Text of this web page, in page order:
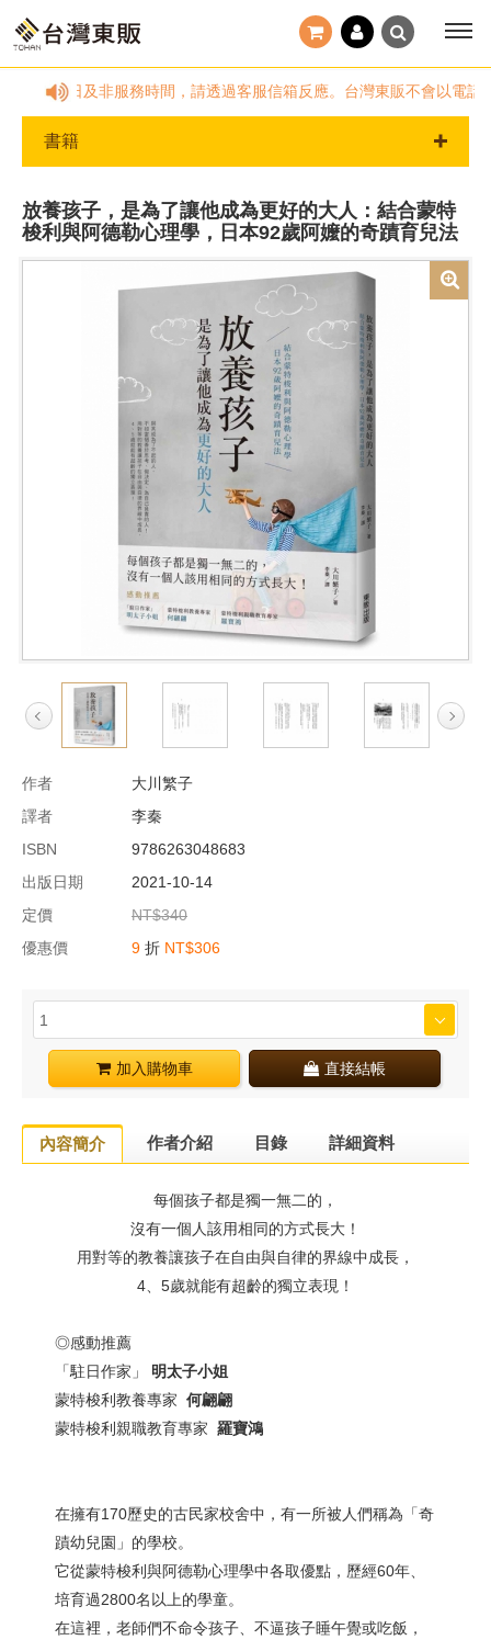
日及非服務時間，請透過客服信箱反應。台灣東販不會以電話告知
書籍
放養孩子，是為了讓他成為更好的大人：結合蒙特
梭利與阿德勒心理學，日本92歲阿嬤的奇蹟育兒法
作者
大川繁子
譯者
李秦
ISBN
9786263048683
出版日期
2021-10-14
定價
NT$340
優惠價
9 折 NT$306
加入購物車 直接結帳
內容簡介 作者介紹 目錄 詳細資料
每個孩子都是獨一無二的，
沒有一個人該用相同的方式長大！
用對等的教養讓孩子在自由與自律的界線中成長，
4、5歲就能有超齡的獨立表現！
◎感動推薦
「駐日作家」
明太子小姐
蒙特梭利教養專家 何翩翩
蒙特梭利親職教育專家 羅寶鴻
在擁有170歷史的古民家校舍中，有一所被人們稱為「奇
蹟幼兒園」的學校。
它從蒙特梭利與阿德勒心理學中各取優點，歷經60年、
培育過2800名以上的學童。
在這裡，老師們不命令孩子、不逼孩子睡午覺或吃飯，